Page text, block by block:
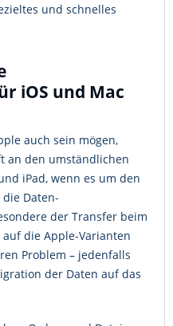
und schnelles
iOS und Mac
auch sein mögen,
an den umständlichen
iPad, wenn es um den
Daten-
der Transfer beim
die Apple-Varianten
Problem – jedenfalls
der Daten auf das